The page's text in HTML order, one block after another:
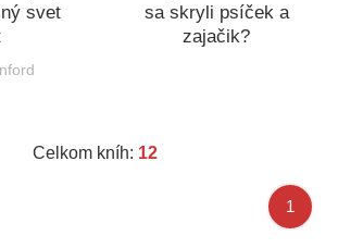
svet
sa skryli psíček a
zajačik?
Celkom kníh: 12
1